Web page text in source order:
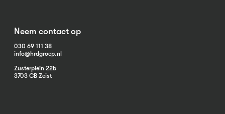
Neem contact op
030 69 111 38
info@hrdgroep.nl
Zusterplein 22b
3703 CB Zeist